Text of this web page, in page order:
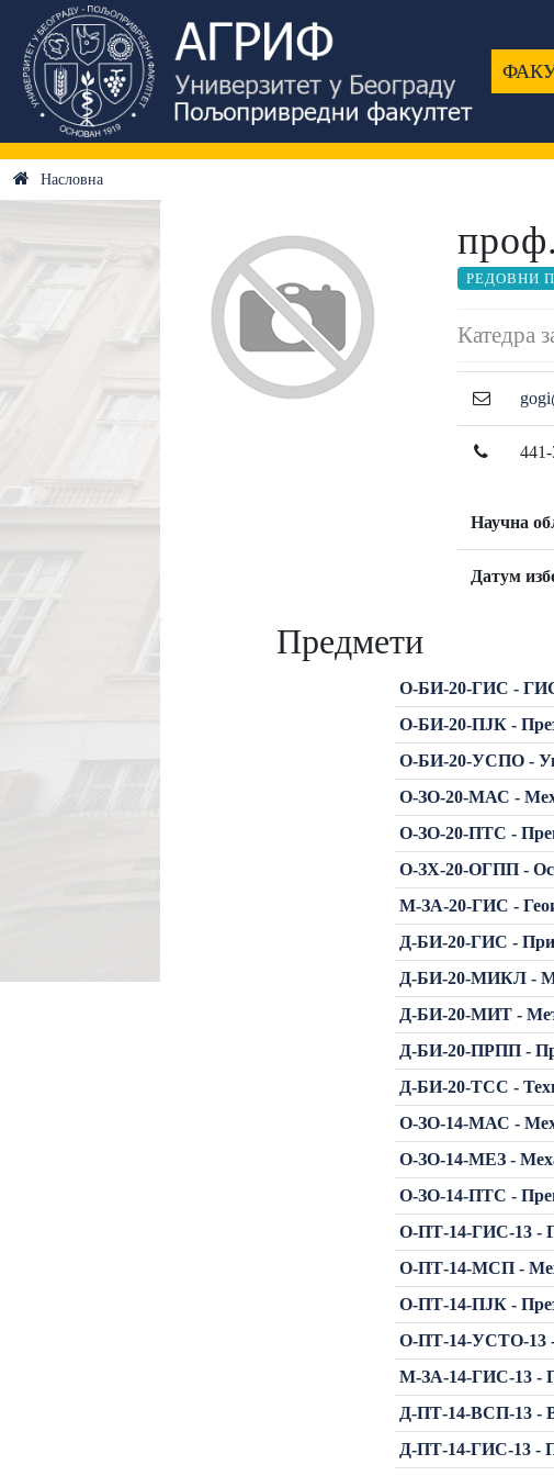
Насловна
РЕДОВНИ
Катедра
Научна
Датум
Предмети
О-БИ-20-ГИС -
О-БИ-20-ПЈК -
О-БИ-20-УСПО -
О-ЗО-20-МАС -
О-ЗО-20-ПТС -
О-ЗХ-20-ОГПП -
М-ЗА-20-ГИС -
Д-БИ-20-ГИС -
Д-БИ-20-МИКЛ -
Д-БИ-20-МИТ -
Д-БИ-20-ПРПП -
Д-БИ-20-ТСС -
О-ЗО-14-МАС -
О-ЗО-14-МЕЗ -
О-ЗО-14-ПТС -
О-ПТ-14-ГИС-13 -
О-ПТ-14-МСП -
О-ПТ-14-ПЈК -
О-ПТ-14-УСТО-13 -
М-ЗА-14-ГИС-13 -
Д-ПТ-14-ВСП-13 -
Д-ПТ-14-ГИС-13 -